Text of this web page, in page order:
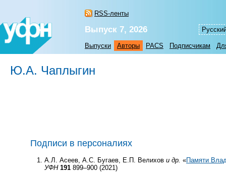
RSS-ленты
Выпуск 7, 2026
Выпуски Авторы PACS Подписчикам
Ю.А. Чаплыгин
Подписи в персоналиях
А.Л. Асеев, А.С. Бугаев, Е.П. Велихови др. «Памяти
УФН 191 899–900 (2021)